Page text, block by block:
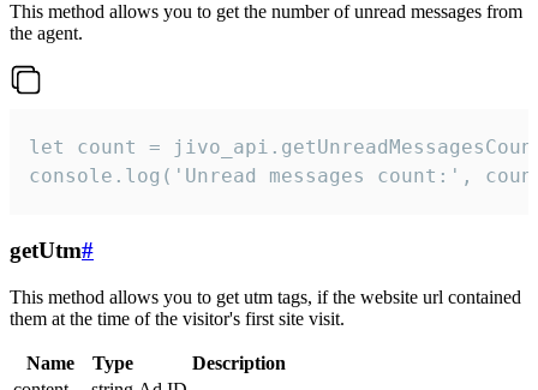
This method allows you to get the number of unread messages from
the agent.
let count =
console.log('Unread messages count:',
getUtm#
This method allows you to get utm tags, if the website url contained
them at the time of the visitor's first site visit.
Name Type
Description